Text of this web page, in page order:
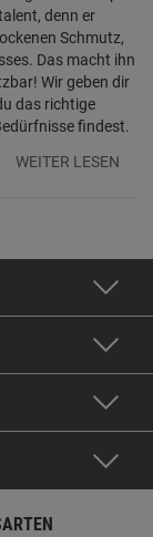
denn er
Schmutz,
Das macht ihn
Wir geben dir
das richtige
findest.
WEITER LESEN